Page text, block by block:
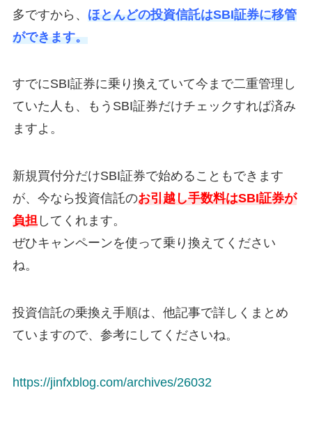
多ですから、 ほとんどの投資信託はSBI証券に移管
ができます。
すでにSBI証券に乗り換えていて今まで二重管理し
ていた人も、もうSBI証券だけチェックすれば済み
ますよ。
新規買付分だけSBI証券で始めることもできます
が、今なら投資信託のお引越し手数料はSBI証券が
負担してくれます。
ぜひキャンペーンを使って乗り換えてください
ね。
投資信託の乗換え手順は、他記事で詳しくまとめ
ていますので、参考にしてくださいね。
https://jinfxblog.com/archives/26032